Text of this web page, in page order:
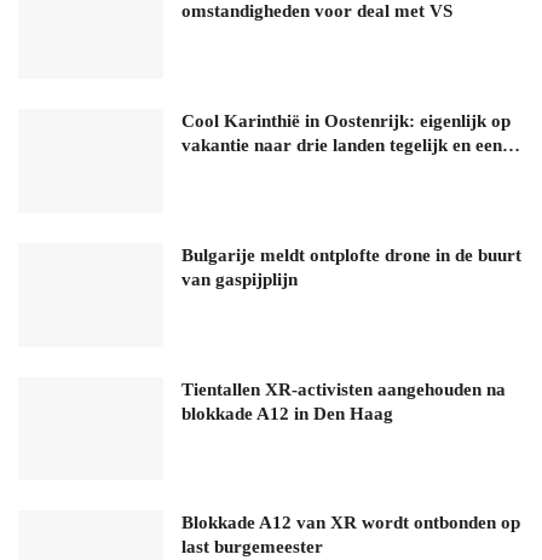
omstandigheden voor deal met VS
Cool Karinthië in Oostenrijk: eigenlijk op
vakantie naar drie landen tegelijk en een…
Bulgarije meldt ontplofte drone in de buurt
van gaspijplijn
Tientallen XR-activisten aangehouden na
blokkade A12 in Den Haag
Blokkade A12 van XR wordt ontbonden op
last burgemeester